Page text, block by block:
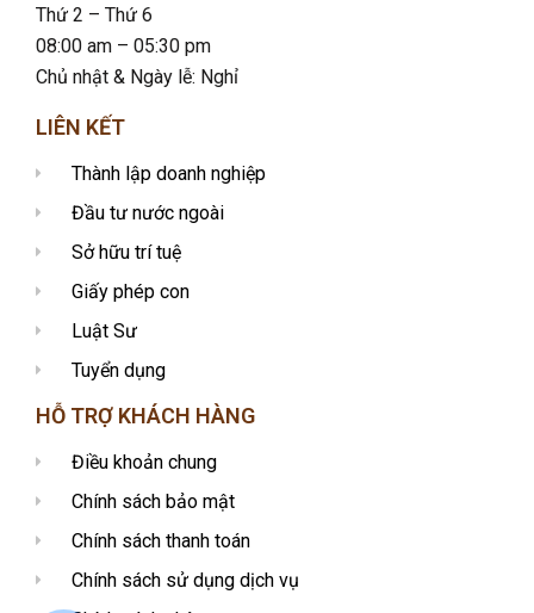
Thứ 2 – Thứ 6
08:00 am – 05:30 pm
Chủ nhật & Ngày lễ: Nghỉ
LIÊN KẾT
Thành lập doanh nghiệp
Đầu tư nước ngoài
Sở hữu trí tuệ
Giấy phép con
Luật Sư
Tuyển dụng
HỖ TRỢ KHÁCH HÀNG
Điều khoản chung
Chính sách bảo mật
Chính sách thanh toán
Chính sách sử dụng dịch vụ